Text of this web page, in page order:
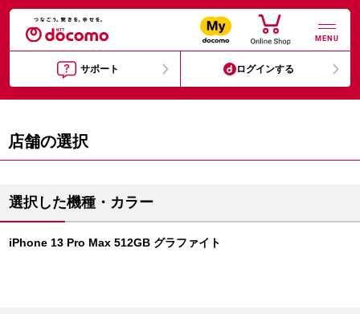
MENU
サポート ログインする
店舗の選択
選択した機種・カラー
iPhone 13 Pro Max 512GB グラファイト